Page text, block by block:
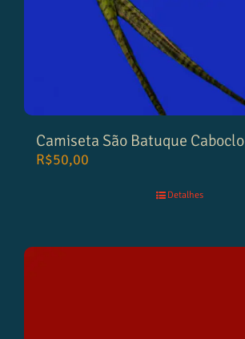
Camiseta São Batuque Caboclo
R$50,00
Detalhes